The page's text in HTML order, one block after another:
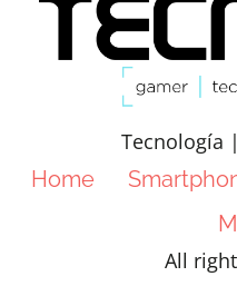
Tecnología
Home
All